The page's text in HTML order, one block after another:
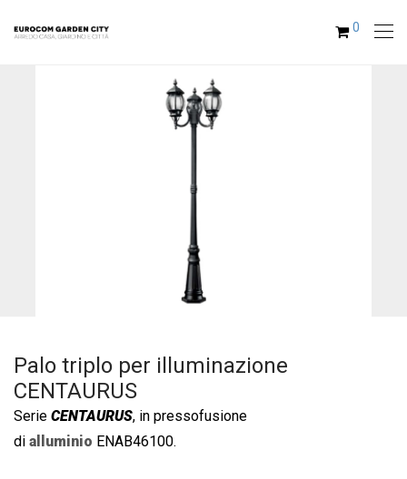
0
Palo triplo per illuminazione
CENTAURUS
Serie CENTAURUS, in pressofusione
di alluminio ENAB46100.